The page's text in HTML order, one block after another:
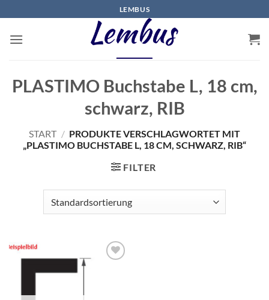
Inhalt
springen
LEMBUS
PLASTIMO Buchstabe L, 18 cm,
schwarz, RIB
START / PRODUKTE VERSCHLAGWORTET MIT
„PLASTIMO BUCHSTABE L, 18 CM, SCHWARZ, RIB“
FILTER